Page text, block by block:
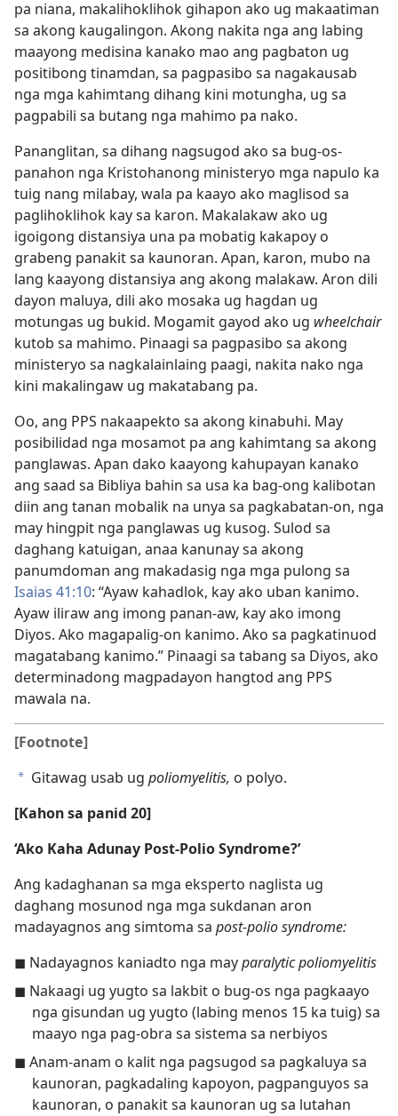
pa niana, makalihoklihok gihapon ako ug makaatiman
sa akong kaugalingon. Akong nakita nga ang labing
maayong medisina kanako mao ang pagbaton ug
positibong tinamdan, sa pagpasibo sa nagakausab
nga mga kahimtang dihang kini motungha, ug sa
pagpabili sa butang nga mahimo pa nako.
Pananglitan, sa dihang nagsugod ako sa bug-os-
panahon nga Kristohanong ministeryo mga napulo ka
tuig nang milabay, wala pa kaayo ako maglisod sa
paglihoklihok kay sa karon. Makalakaw ako ug
igoigong distansiya una pa mobatig kakapoy o
grabeng panakit sa kaunoran. Apan, karon, mubo na
lang kaayong distansiya ang akong malakaw. Aron dili
dayon maluya, dili ako mosaka ug hagdan ug
motungas ug bukid. Mogamit gayod ako ug wheelchair
kutob sa mahimo. Pinaagi sa pagpasibo sa akong
ministeryo sa nagkalainlaing paagi, nakita nako nga
kini makalingaw ug makatabang pa.
Oo, ang PPS nakaapekto sa akong kinabuhi. May
posibilidad nga mosamot pa ang kahimtang sa akong
panglawas. Apan dako kaayong kahupayan kanako
ang saad sa Bibliya bahin sa usa ka bag-ong kalibotan
diin ang tanan mobalik na unya sa pagkabatan-on, nga
may hingpit nga panglawas ug kusog. Sulod sa
daghang katuigan, anaa kanunay sa akong
panumdoman ang makadasig nga mga pulong sa
Isaias 41:10: “Ayaw kahadlok, kay ako uban kanimo.
Ayaw iliraw ang imong panan-aw, kay ako imong
Diyos. Ako magapalig-on kanimo. Ako sa pagkatinuod
magatabang kanimo.” Pinaagi sa tabang sa Diyos, ako
determinadong magpadayon hangtod ang PPS
mawala na.
[Footnote]
a Gitawag usab ug poliomyelitis, o polyo.
[Kahon sa panid 20]
‘Ako Kaha Adunay Post-Polio Syndrome?’
Ang kadaghanan sa mga eksperto naglista ug
daghang mosunod nga mga sukdanan aron
madayagnos ang simtoma sa post-polio syndrome:
◼ Nadayagnos kaniadto nga mayparalytic poliomyelitis
◼ Nakaagi ug yugto sa lakbit o bug-os nga pagkaayo
nga gisundan ug yugto (labing menos 15 ka tuig) sa
maayo nga pag-obra sa sistema sa nerbiyos
◼ Anam-anam o kalit nga pagsugod sa pagkaluya sa
kaunoran, pagkadaling kapoyon, pagpanguyos sa
kaunoran, o panakit sa kaunoran ug sa lutahan